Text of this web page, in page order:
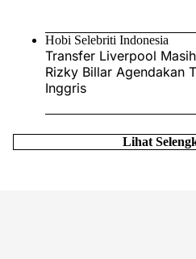
Hobi Selebriti Indonesia
Transfer Liverpool
Rizky Billar Agendakan
Inggris
Lihat